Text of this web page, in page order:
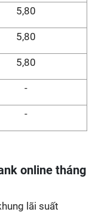
5,80
5,80
5,80
-
-
online tháng
lãi suất